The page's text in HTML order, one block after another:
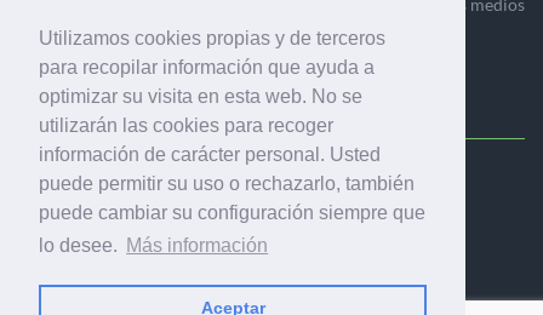
Utilizamos cookies propias y de terceros
para recopilar información que ayuda a
optimizar su visita en esta web. No se
utilizarán las cookies para recoger
información de carácter personal. Usted
puede permitir su uso o rechazarlo, también
puede cambiar su configuración siempre que
lo desee. Más información
Aceptar
el mercado de la comunicación gráfica que engloba diversos medios
profesionales especializados en el mercado gráfico, la
comunicación visual y el envasado.
Ediciones Industria Gráfica, S.C.P.
Calle Fluvià 257, bajos, 08020 Barcelona (España)